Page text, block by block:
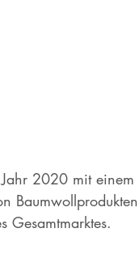
2020 mit einem
Baumwollprodukten